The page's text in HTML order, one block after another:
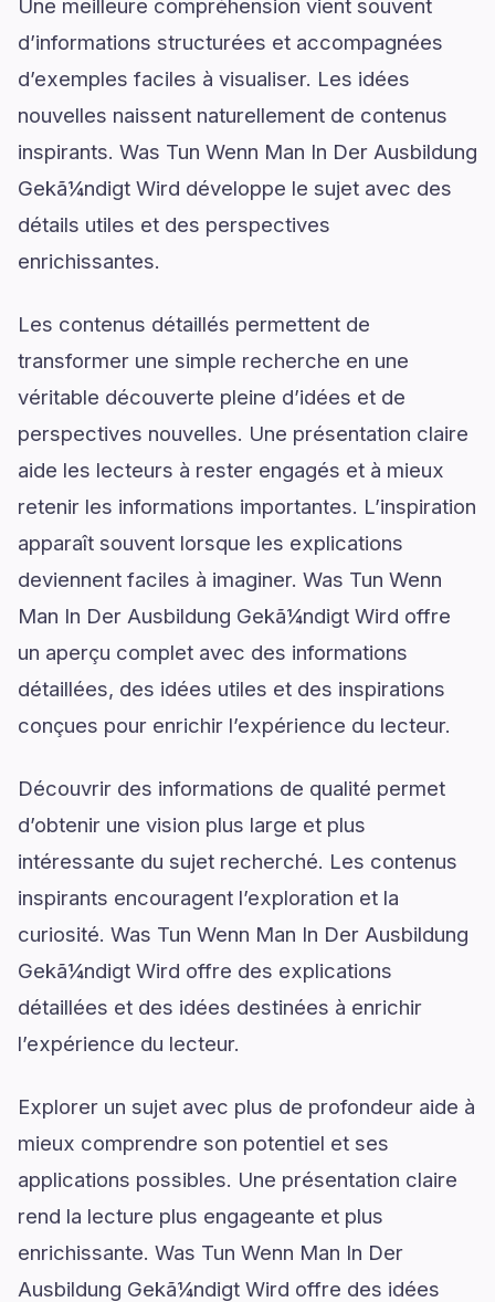
Une meilleure compréhension vient souvent
d’informations structurées et accompagnées
d’exemples faciles à visualiser. Les idées
nouvelles naissent naturellement de contenus
inspirants. Was Tun Wenn Man In Der Ausbildung
Gekã¼ndigt Wird développe le sujet avec des
détails utiles et des perspectives
enrichissantes.
Les contenus détaillés permettent de
transformer une simple recherche en une
véritable découverte pleine d’idées et de
perspectives nouvelles. Une présentation claire
aide les lecteurs à rester engagés et à mieux
retenir les informations importantes. L’inspiration
apparaît souvent lorsque les explications
deviennent faciles à imaginer. Was Tun Wenn
Man In Der Ausbildung Gekã¼ndigt Wird offre
un aperçu complet avec des informations
détaillées, des idées utiles et des inspirations
conçues pour enrichir l’expérience du lecteur.
Découvrir des informations de qualité permet
d’obtenir une vision plus large et plus
intéressante du sujet recherché. Les contenus
inspirants encouragent l’exploration et la
curiosité. Was Tun Wenn Man In Der Ausbildung
Gekã¼ndigt Wird offre des explications
détaillées et des idées destinées à enrichir
l’expérience du lecteur.
Explorer un sujet avec plus de profondeur aide à
mieux comprendre son potentiel et ses
applications possibles. Une présentation claire
rend la lecture plus engageante et plus
enrichissante. Was Tun Wenn Man In Der
Ausbildung Gekã¼ndigt Wird offre des idées